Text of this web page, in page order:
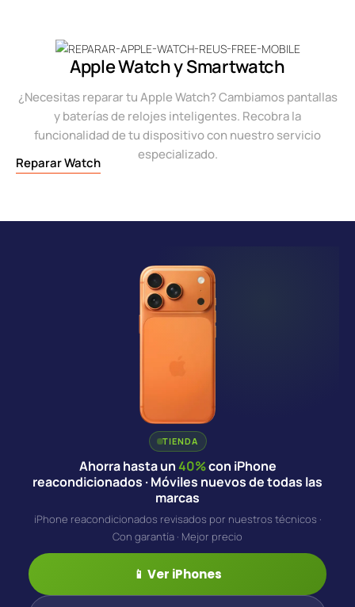
Apple Watch y Smartwatch
¿Necesitas reparar tu Apple Watch? Cambiamos pantallas
y baterías de relojes inteligentes. Recobra la
funcionalidad de tu dispositivo con nuestro servicio
especializado.
Reparar Watch
TIENDA
Ahorra hasta un40%con iPhone
reacondicionados · Móviles nuevos de todas las
marcas
iPhone reacondicionados revisados por nuestros técnicos ·
Con garantía · Mejor precio
📱 Ver iPhones